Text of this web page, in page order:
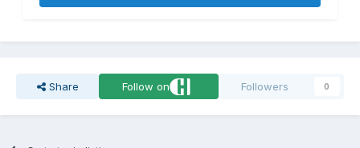
Share Follow on Followers 0